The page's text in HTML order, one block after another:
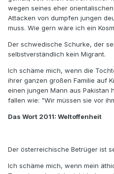
wegen seines eher
Attacken von dumpfen jungen
muss. Wie gern wäre ich ein
Der schwedische Schurke, der
selbstverständlich kein Migrant.
Ich schäme mich, wenn die
ihrer ganzen großen Familie auf
einen jungen Mann aus Pakistan
fallen wie: "Wir müssen sie vor
Das Wort 2011: Weltoffenheit
Der österreichische Betrüger ist
Ich schäme mich, wenn mein